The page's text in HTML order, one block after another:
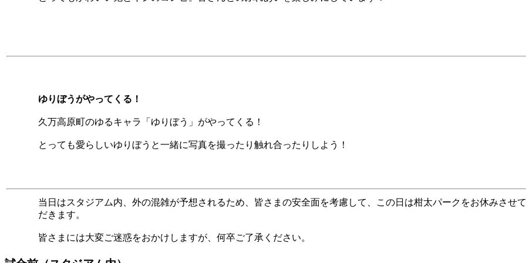
ゆりぼうがやってくる！
久万高原町のゆるキャラ「ゆりぼう」がやってくる！
とっても愛らしいゆりぼうと一緒に写真を撮ったり触れ合ったりしよう！
当日はスタジアム内、外の混雑が予想されるため、皆さまの安全面を考慮して、この日は柑太パークをお休みさせ
だきます。
皆さまには大変ご迷惑をおかけしますが、何卒ご了承ください。